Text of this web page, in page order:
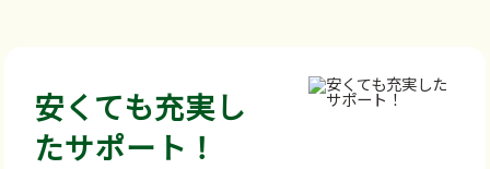
安くても充実し
たサポート！